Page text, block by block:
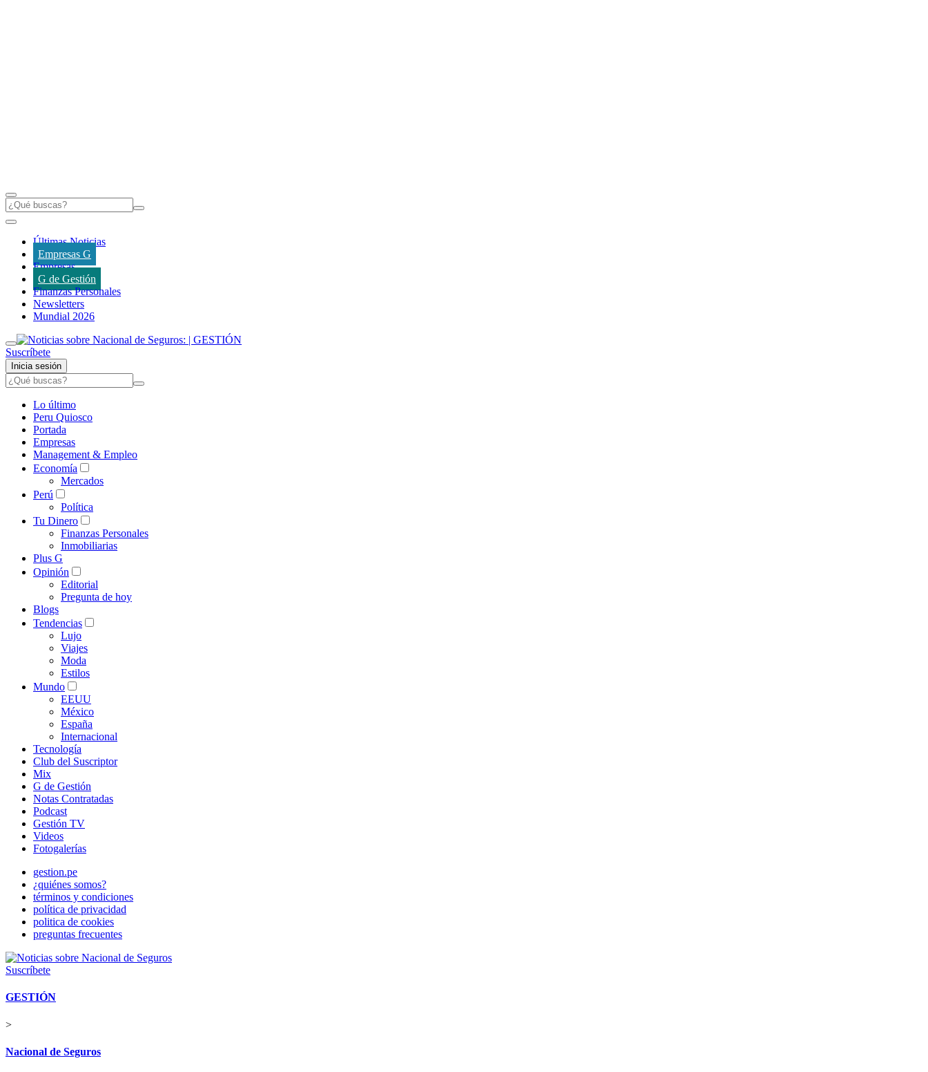
Últimas Noticias
Empresas G
Empresas
G de Gestión
Finanzas Personales
Newsletters
Mundial 2026
Suscríbete
Inicia sesión
Lo último
Peru Quiosco
Portada
Empresas
Management & Empleo
Economía
Mercados
Perú
Política
Tu Dinero
Finanzas Personales
Inmobiliarias
Plus G
Opinión
Editorial
Pregunta de hoy
Blogs
Tendencias
Lujo
Viajes
Moda
Estilos
Mundo
EEUU
México
España
Internacional
Tecnología
Club del Suscriptor
Mix
G de Gestión
Notas Contratadas
Podcast
Gestión TV
Videos
Fotogalerías
gestion.pe
¿quiénes somos?
términos y condiciones
política de privacidad
politica de cookies
preguntas frecuentes
Suscríbete
GESTIÓN
>
Nacional de Seguros